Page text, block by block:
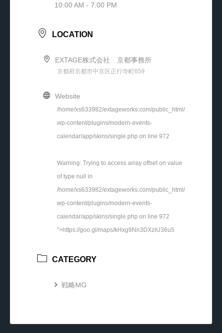
10:00 AM - 7:00 PM
LOCATION
EXTAGE株式会社 京都事務所
京都府京都市中京区正行寺町659
Website
/home/xs633982/extageworks.com/public_html/
wp-content/plugins/modern-events-
calendar/app/skins/single.php on line 972
Warning: Trying to access array offset on value
of type null in
/home/xs633982/extageworks.com/public_html/
wp-content/plugins/modern-events-
calendar/app/skins/single.php on line 972
">https://goo.gl/maps/kHxg9Nn3DXziU36u5
CATEGORY
戦略MG